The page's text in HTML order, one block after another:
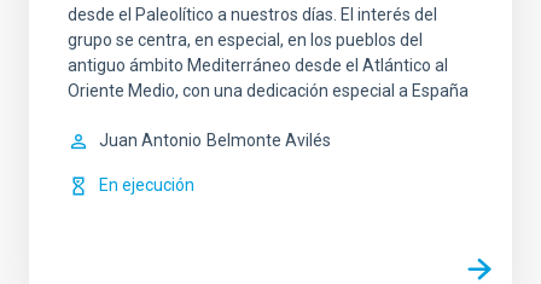
desde el Paleolítico a nuestros días. El interés del
grupo se centra, en especial, en los pueblos del
antiguo ámbito Mediterráneo desde el Atlántico al
Oriente Medio, con una dedicación especial a España
Juan Antonio Belmonte Avilés
En ejecución